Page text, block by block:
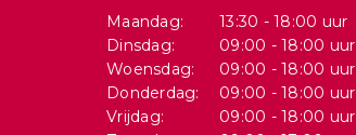
Maandag:
13:30 - 18:00 uur
Dinsdag:
09:00 - 18:00 uur
Woensdag:
09:00 - 18:00 uur
Donderdag:
09:00 - 18:00 uur
Vrijdag:
09:00 - 18:00 uur